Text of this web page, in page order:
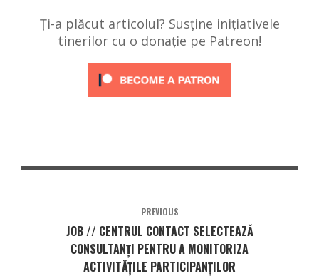
Ți-a plăcut articolul? Susține inițiativele
tinerilor cu o donație pe Patreon!
PREVIOUS
JOB // CENTRUL CONTACT SELECTEAZĂ
CONSULTANȚI PENTRU A MONITORIZA
ACTIVITĂȚILE PARTICIPANȚILOR